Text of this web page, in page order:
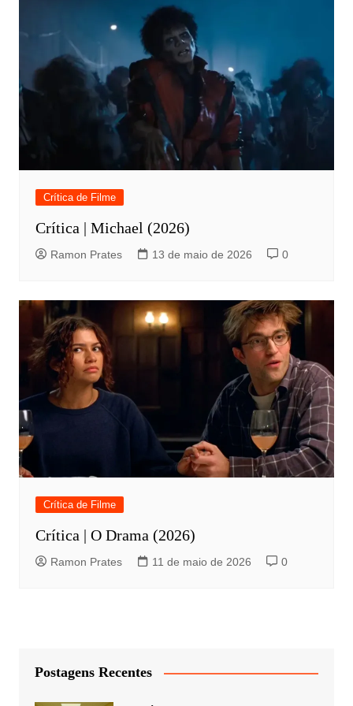
Crítica de Filme
Crítica | Michael (2026)
Ramon Prates 13 de maio de 2026 0
Crítica de Filme
Crítica | O Drama (2026)
Ramon Prates 11 de maio de 2026 0
Postagens Recentes